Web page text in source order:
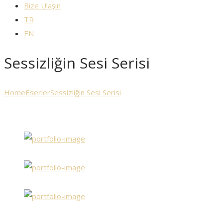
Bize Ulaşın
TR
EN
Sessizliğin Sesi Serisi
HomeEserlerSessizliğin Sesi Serisi